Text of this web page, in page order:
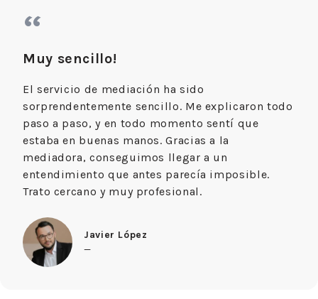
“
Muy sencillo!
El servicio de mediación ha sido
sorprendentemente sencillo. Me explicaron todo
paso a paso, y en todo momento sentí que
estaba en buenas manos. Gracias a la
mediadora, conseguimos llegar a un
entendimiento que antes parecía imposible.
Trato cercano y muy profesional.
Javier López
—